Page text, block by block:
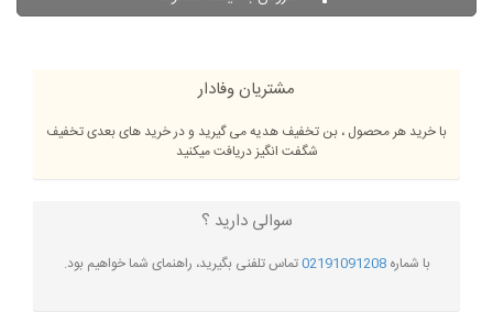
مشتریان وفادار
با خرید هر محصول ، بن تخفیف هدیه می گیرید و در خرید های بعدی تخفیف
شگفت انگیز دریافت میکنید
سوالی دارید ؟
با شماره02191091208تماس تلفنی بگیرید، راهنمای شما خواهیم بود.